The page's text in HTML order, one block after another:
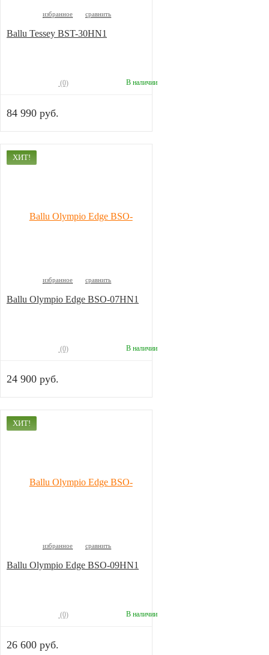
избранное сравнить
Ballu Tessey BST-30HN1
(0) В наличии
84 990 руб.
ХИТ!
избранное сравнить
Ballu Olympio Edge BSO-07HN1
(0) В наличии
24 900 руб.
ХИТ!
избранное сравнить
Ballu Olympio Edge BSO-09HN1
(0) В наличии
26 600 руб.